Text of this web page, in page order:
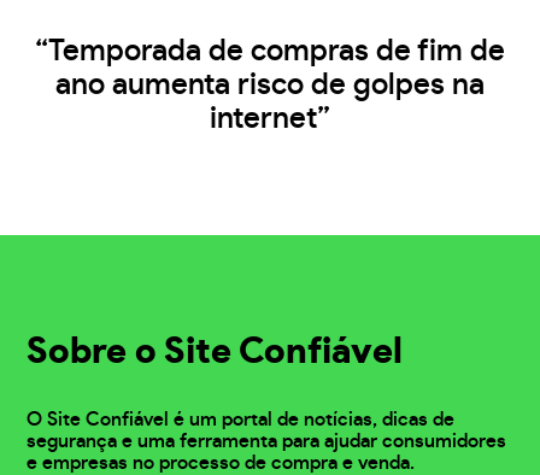
“Temporada de compras de fim de
ano aumenta risco de golpes na
internet”
Sobre o Site Confiável
O Site Confiável é um portal de notícias, dicas de
segurança e uma ferramenta para ajudar consumidores
e empresas no processo de compra e venda.